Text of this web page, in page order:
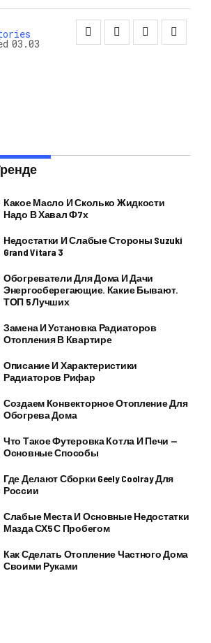
03.03
Какое Масло И Сколько Жидкости
Надо В Хавал Ф7х
Недостатки И Слабые Стороны Suzuki
Grand Vitara 3
Обогреватели Для Дома И Дачи
Энергосберегающие. Какие Бывают.
ТОП 5 Лучших
Замена И Установка Радиаторов
Отопления В Квартире
Описание И Характеристики
Радиаторов Рифар
Создаем Конвекторное Отопление Для
Обогрева Дома
Что Такое Футеровка Котла И Печи —
Основные Способы
Где Делают Сборки Geely Coolray Для
России
Слабые Места И Основные Недостатки
Мазда СХ5 С Пробегом
Как Сделать Отопление Частного Дома
Своими Руками